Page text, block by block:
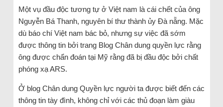
Một vụ đầu độc tương tự ở Việt nam là cái chết của ông
Nguyễn Bá Thanh, nguyên bí thư thành ủy Đà nẵng. Mặc
dù báo chí Việt nam bác bỏ, nhưng sự việc đã sớm
được thông tin bởi trang Blog Chân dung quyền lực rằng
ông được chẩn đoán tại Mỹ rằng đã bị đầu độc bởi chất
phóng xạ ARS.
Ở blog Chân dung Quyền lực người ta được biết đến các
thông tin tày đình, không chỉ với các thủ đoạn làm giàu